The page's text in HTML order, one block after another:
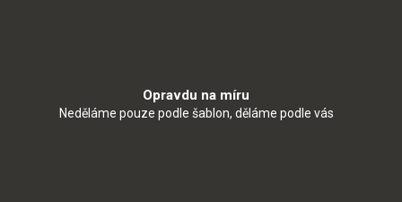
Opravdu na míru
Neděláme pouze podle šablon, děláme podle vás